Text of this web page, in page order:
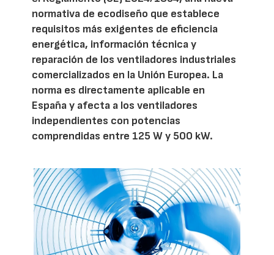
normativa de ecodiseño que establece
requisitos más exigentes de eficiencia
energética, información técnica y
reparación de los ventiladores industriales
comercializados en la Unión Europea. La
norma es directamente aplicable en
España y afecta a los ventiladores
independientes con potencias
comprendidas entre 125 W y 500 kW.